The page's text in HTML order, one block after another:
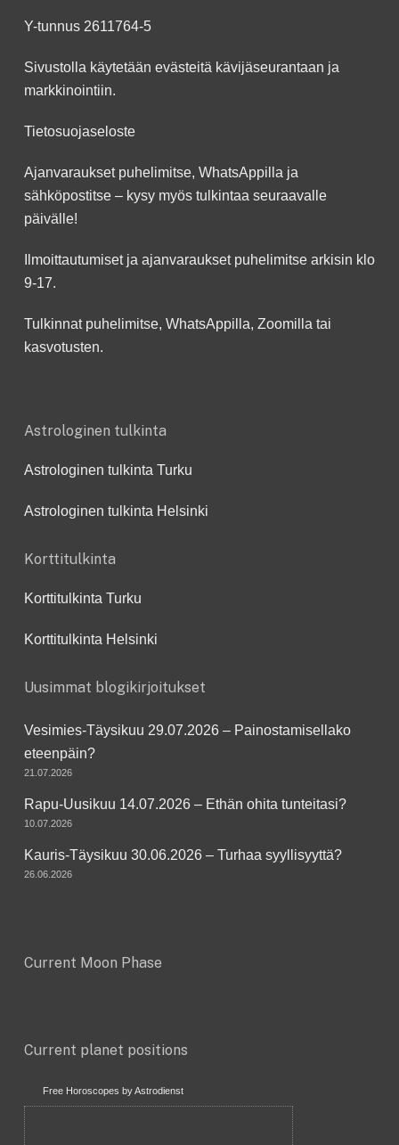
Y-tunnus 2611764-5
Sivustolla käytetään evästeitä kävijäseurantaan ja
markkinointiin.
Tietosuojaseloste
Ajanvaraukset puhelimitse, WhatsAppilla ja
sähköpostitse – kysy myös tulkintaa seuraavalle
päivälle!
Ilmoittautumiset ja ajanvaraukset puhelimitse arkisin klo
9-17.
Tulkinnat puhelimitse, WhatsAppilla, Zoomilla tai
kasvotusten.
Astrologinen tulkinta
Astrologinen tulkinta Turku
Astrologinen tulkinta Helsinki
Korttitulkinta
Korttitulkinta Turku
Korttitulkinta Helsinki
Uusimmat blogikirjoitukset
Vesimies-Täysikuu 29.07.2026 – Painostamisellako
eteenpäin?
21.07.2026
Rapu-Uusikuu 14.07.2026 – Ethän ohita tunteitasi?
10.07.2026
Kauris-Täysikuu 30.06.2026 – Turhaa syyllisyyttä?
26.06.2026
Current Moon Phase
Current planet positions
Free Horoscopes by Astrodienst